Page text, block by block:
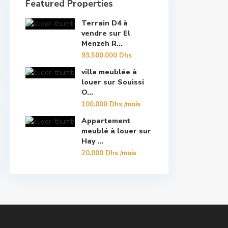
Featured Properties
Terrain D4 à
vendre sur El
Menzeh R...
93.500.000 Dhs
villa meublée à
louer sur Souissi
O...
100.000 Dhs/mois
Appartement
meublé à louer sur
Hay ...
20.000 Dhs/mois